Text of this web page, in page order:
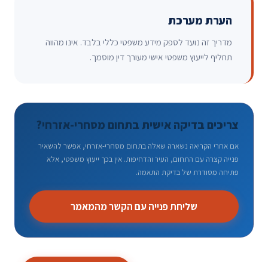
הערת מערכת
מדריך זה נועד לספק מידע משפטי כללי בלבד. אינו מהווה
תחליף לייעוץ משפטי אישי מעורך דין מוסמך.
צריכים בדיקה אישית בתחום מסחרי-אזרחי?
אם אחרי הקריאה נשארה שאלה בתחום מסחרי-אזרחי, אפשר להשאיר
פנייה קצרה עם התחום, העיר והדחיפות. אין בכך ייעוץ משפטי, אלא
פתיחה מסודרת של בדיקת התאמה.
שליחת פנייה עם הקשר מהמאמר